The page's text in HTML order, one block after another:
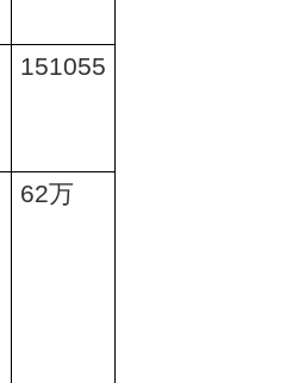
151055
62万